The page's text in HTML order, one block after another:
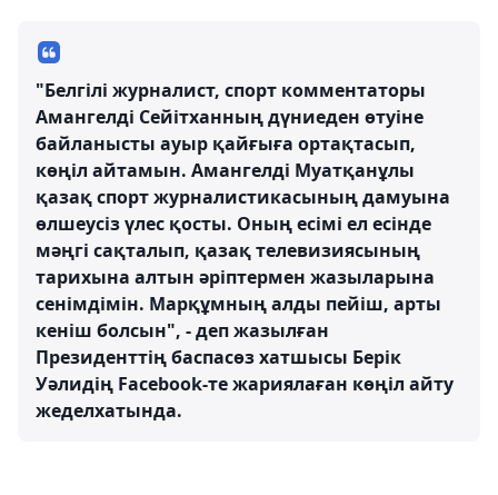
"Белгілі журналист, спорт комментаторы
Амангелді Сейітханның дүниеден өтуіне
байланысты ауыр қайғыға ортақтасып,
көңіл айтамын. Амангелді Муатқанұлы
қазақ спорт журналистикасының дамуына
өлшеусіз үлес қосты. Оның есімі ел есінде
мәңгі сақталып, қазақ телевизиясының
тарихына алтын әріптермен жазыларына
сенімдімін. Марқұмның алды пейіш, арты
кеніш болсын", - деп жазылған
Президенттің баспасөз хатшысы Берік
Уәлидің Facebook-те жариялаған көңіл айту
жеделхатында.